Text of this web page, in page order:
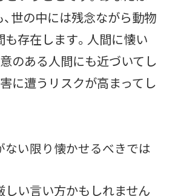
世の中には残念ながら動物
存在します。人間に懐い
のある人間にも近づいてし
に遭うリスクが高まってし
ない限り懐かせるべきでは
しい言い方かもしれません